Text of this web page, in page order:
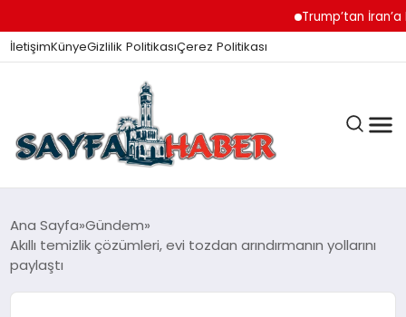
Trump’tan İran’a
İletişimKünyeGizlilik PolitikasıÇerez Politikası
ANA SAYFA
GÜNDEM
Ana Sayfa Gündem
Akıllı temizlik çözümleri, evi tozdan arındırmanın yollarını
paylaştı